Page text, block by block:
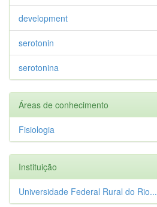
development
serotonin
serotonina
Áreas de conhecimento
Fisiologia
Instituição
Universidade Federal Rural do Rio...